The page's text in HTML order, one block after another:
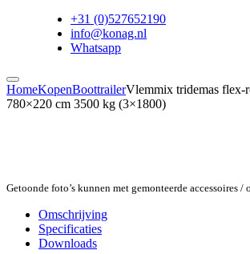
+31 (0)527652190
info@konag.nl
Whatsapp
HomeKopenBoottrailerVlemmix tridemas flex-
780×220 cm 3500 kg (3×1800)
Getoonde foto’s kunnen met gemonteerde accessoires
Omschrijving
Specificaties
Downloads